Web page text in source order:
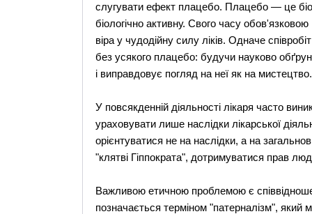
слугувати ефект плацебо. Плацебо — це
біологічно активну. Свого часу
віра у чудодійну силу ліків. Одначе
без усякого плацебо: будучи науково
і виправдовує погляд на неї як на мистецтво.
У повсякденній діяльності лікаря часто
ураховувати лише наслідки лікарської
орієнтуватися не на наслідки, а на
"клятві Гіппократа", дотримуватися прав
Важливою етичною проблемою є
позначається терміном "патерналізм", який